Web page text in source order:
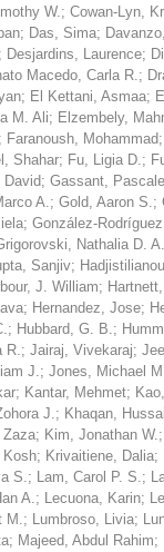
W.; Cowan-Lyn,
; Das, Sima;
; Desjardins, Laurence;
Macedo, Carla R.;
; El Kettani, Asmaa;
M. Ali; Elzembely,
; Faranoush, Mohammad
Shahar; Fu, Ligia D.;
David; Gassant,
A.; Gold, Aaron S.;
; González-
Nathalia D.
Sanjiv;
J. William;
; Hernandez, Jose;
; Hubbard, G. B.;
R.; Jairaj, Vivekaraj;
J.; Jones, Michael
; Kantar, Mehmet;
J.; Khaqan,
Zaza; Kim, Jonathan W.
Kosh; Krivaitiene, Dalia;
S.; Lam, Carol P. S.;
A.; Lecuona, Karin;
M.; Lumbroso, Livia;
; Majeed, Abdul Rahim;